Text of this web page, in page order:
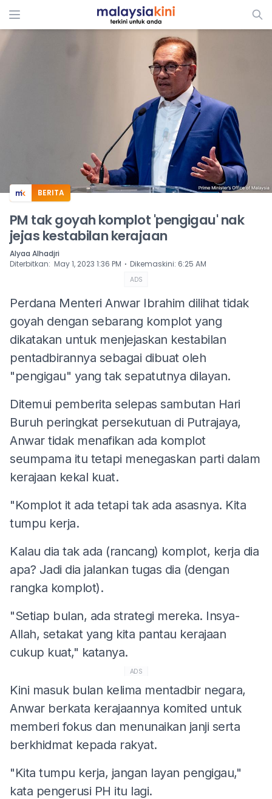
ADS
BERITA
PM tak goyah komplot 'pengigau' nak
jejas kestabilan kerajaan
Alyaa Alhadjri
Diterbitkan: May 1, 2023 1:36 PM ⋅ Dikemaskini: 6:25 AM
ADS
Perdana Menteri Anwar Ibrahim dilihat tidak
goyah dengan sebarang komplot yang
dikatakan untuk menjejaskan kestabilan
pentadbirannya sebagai dibuat oleh
"pengigau" yang tak sepatutnya dilayan.
Ditemui pemberita selepas sambutan Hari
Buruh peringkat persekutuan di Putrajaya,
Anwar tidak menafikan ada komplot
seumpama itu tetapi menegaskan parti dalam
kerajaan kekal kuat.
"Komplot it ada tetapi tak ada asasnya. Kita
tumpu kerja.
Kalau dia tak ada (rancang) komplot, kerja dia
apa? Jadi dia jalankan tugas dia (dengan
rangka komplot).
"Setiap bulan, ada strategi mereka. Insya-
Allah, setakat yang kita pantau kerajaan
cukup kuat," katanya.
ADS
Kini masuk bulan kelima mentadbir negara,
Anwar berkata kerajaannya komited untuk
memberi fokus dan menunaikan janji serta
berkhidmat kepada rakyat.
"Kita tumpu kerja, jangan layan pengigau,"
kata pengerusi PH itu lagi.